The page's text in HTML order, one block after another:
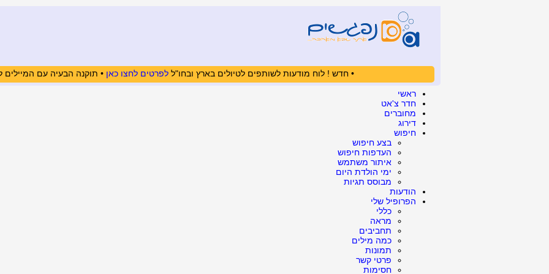
• חדש ! לוח מודעות לשותפים לטיולים בארץ ובחו"ללפרטים לחצו כאן • תוקנה הבעיה עם
ראשי
חדר צ'אט
מחוברים
דירוג
חיפוש
בצע חיפוש
העדפות חיפוש
איתור משתמש
ימי הולדת היום
מבוסס תגיות
הודעות
הפרופיל שלי
כללי
מראה
תחביבים
כמה מילים
תמונות
פרטי קשר
חסימות